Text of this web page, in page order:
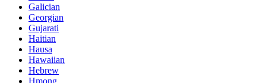
Galician
Georgian
Gujarati
Haitian
Hausa
Hawaiian
Hebrew
Hmong